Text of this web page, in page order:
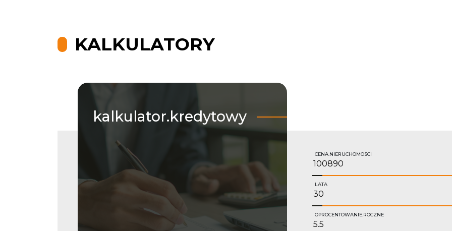
KALKULATORY
kalkulator.kredytowy
CENA.NIERUCHOMOSCI
LATA
OPROCENTOWANIE.ROCZNE